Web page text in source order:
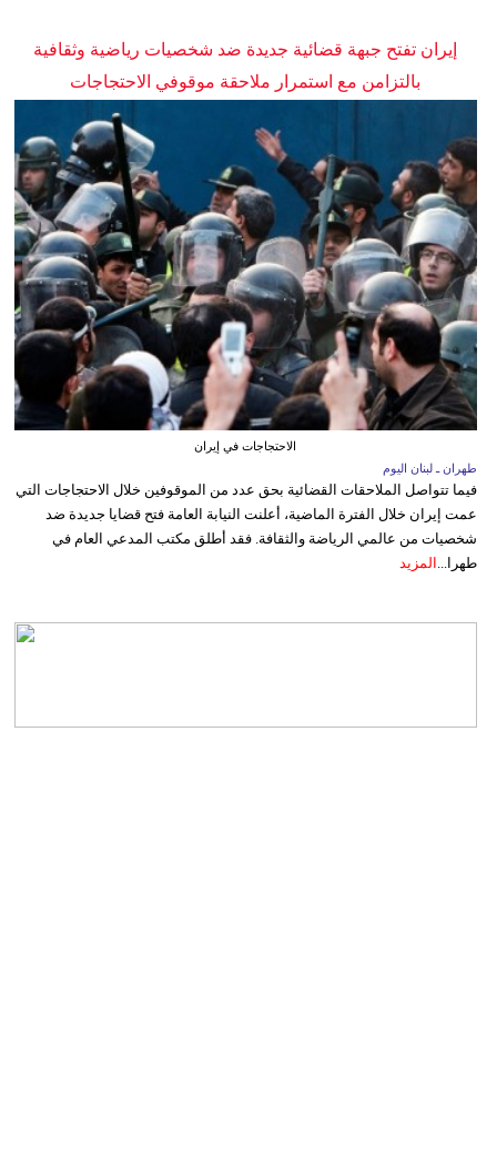
إيران تفتح جبهة قضائية جديدة ضد شخصيات رياضية وثقافية
بالتزامن مع استمرار ملاحقة موقوفي الاحتجاجات
الاحتجاجات في إيران
طهران ـ لبنان اليوم
فيما تتواصل الملاحقات القضائية بحق عدد من الموقوفين خلال الاحتجاجات التي
عمت إيران خلال الفترة الماضية، أعلنت النيابة العامة فتح قضايا جديدة ضد
شخصيات من عالمي الرياضة والثقافة. فقد أطلق مكتب المدعي العام في
طهرا... المزيد